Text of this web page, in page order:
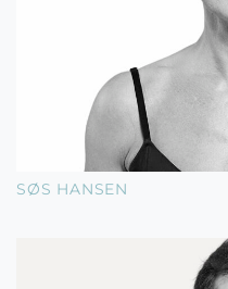
SØS HANSEN